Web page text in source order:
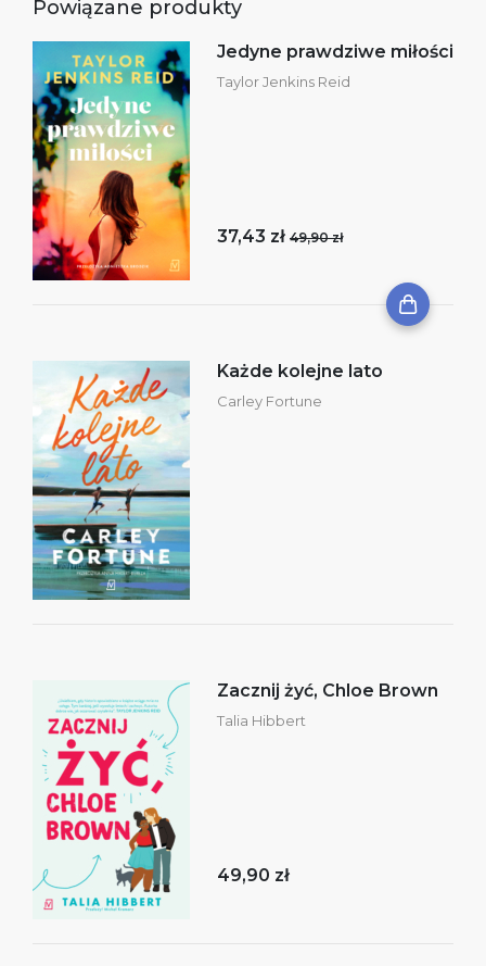
Powiązane produkty
Jedyne prawdziwe miłości
Taylor Jenkins Reid
37,43 zł 49,90 zł
Każde kolejne lato
Carley Fortune
Zacznij żyć, Chloe Brown
Talia Hibbert
49,90 zł